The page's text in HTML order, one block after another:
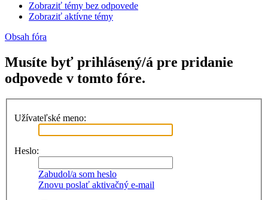
Zobraziť témy bez odpovede
Zobraziť aktívne témy
Obsah fóra
Musíte byť prihlásený/á pre pridanie
odpovede v tomto fóre.
Užívateľské meno:
Heslo:
Zabudol/a som heslo
Znovu poslať aktivačný e-mail